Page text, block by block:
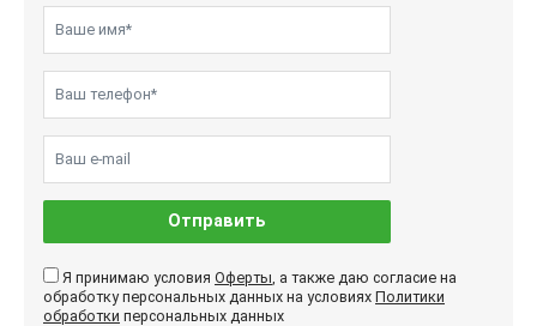
Отправить
Я принимаю условия Оферты , а также даю согласие на
обработку персональных данных на условиях Политики
обработки персональных данных